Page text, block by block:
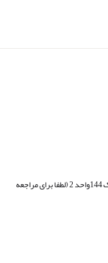
تهران،میدان انقلاب،خ روانمهر-پلاک 144واحد 2 (لطفا برای مراجعه